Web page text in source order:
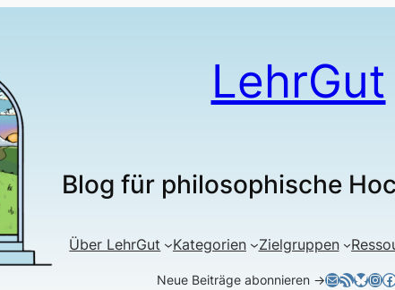
LehrGut
Blog für philosophische
Über LehrGut Kategorien Zielgruppen
Neue Beiträge abonnieren →E-MailRSS-Feed